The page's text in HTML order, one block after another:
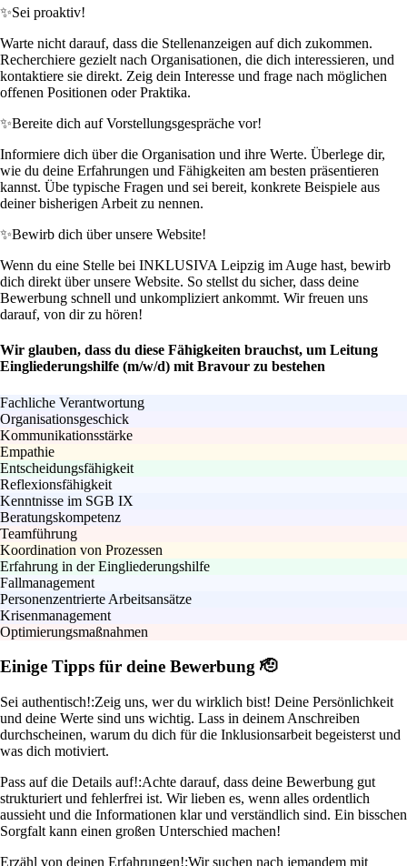
✨Sei proaktiv!
Warte nicht darauf, dass die Stellenanzeigen auf dich zukommen.
Recherchiere gezielt nach Organisationen, die dich interessieren, und
kontaktiere sie direkt. Zeig dein Interesse und frage nach möglichen
offenen Positionen oder Praktika.
✨Bereite dich auf Vorstellungsgespräche vor!
Informiere dich über die Organisation und ihre Werte. Überlege dir,
wie du deine Erfahrungen und Fähigkeiten am besten präsentieren
kannst. Übe typische Fragen und sei bereit, konkrete Beispiele aus
deiner bisherigen Arbeit zu nennen.
✨Bewirb dich über unsere Website!
Wenn du eine Stelle bei INKLUSIVA Leipzig im Auge hast, bewirb
dich direkt über unsere Website. So stellst du sicher, dass deine
Bewerbung schnell und unkompliziert ankommt. Wir freuen uns
darauf, von dir zu hören!
Wir glauben, dass du diese Fähigkeiten brauchst, um Leitung
Eingliederungshilfe (m/w/d) mit Bravour zu bestehen
Fachliche Verantwortung
Organisationsgeschick
Kommunikationsstärke
Empathie
Entscheidungsfähigkeit
Reflexionsfähigkeit
Kenntnisse im SGB IX
Beratungskompetenz
Teamführung
Koordination von Prozessen
Erfahrung in der Eingliederungshilfe
Fallmanagement
Personenzentrierte Arbeitsansätze
Krisenmanagement
Optimierungsmaßnahmen
Einige Tipps für deine Bewerbung 🫡
Sei authentisch!:Zeig uns, wer du wirklich bist! Deine Persönlichkeit
und deine Werte sind uns wichtig. Lass in deinem Anschreiben
durchscheinen, warum du dich für die Inklusionsarbeit begeisterst und
was dich motiviert.
Pass auf die Details auf!:Achte darauf, dass deine Bewerbung gut
strukturiert und fehlerfrei ist. Wir lieben es, wenn alles ordentlich
aussieht und die Informationen klar und verständlich sind. Ein bisschen
Sorgfalt kann einen großen Unterschied machen!
Erzähl von deinen Erfahrungen!:Wir suchen nach jemandem mit